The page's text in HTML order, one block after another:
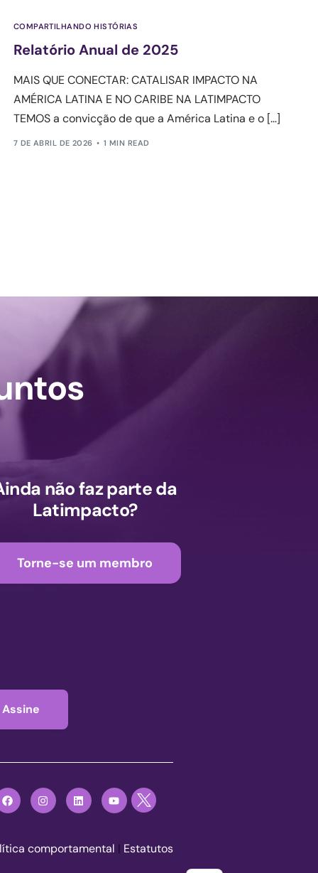
COMPARTILHANDO HISTÓRIAS
Relatório Anual de 2025
MAIS QUE CONECTAR: CATALISAR IMPACTO NA
AMÉRICA LATINA E NO CARIBE NA LATIMPACTO
TEMOS a convicção de que a América Latina e o […]
7 DE ABRIL DE 2026 1 MIN READ
não faz parte da
Latimpacto?
Torne-se um membro
Assine
comportamental | Estatutos